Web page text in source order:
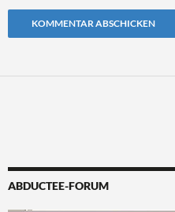
ABDUCTEE-FORUM